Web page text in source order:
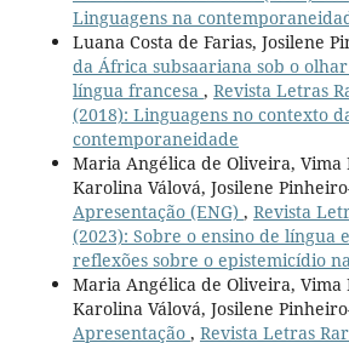
Linguagens na
Luana Costa de Farias, Josilene
da África subsaariana sob o
língua francesa , Revista Letras
(2018): Linguagens no contexto
contemporaneidade
Maria Angélica de Oliveira, Vima
Karolina Válová, Josilene
Apresentação (ENG) , Revista
(2023): Sobre o ensino de língua
reflexões sobre o epistemicídio
Maria Angélica de Oliveira, Vima
Karolina Válová, Josilene
Apresentação , Revista Letras